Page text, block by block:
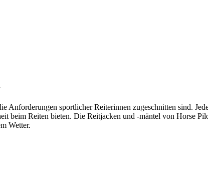
sportlicher Reiterinnen zugeschnitten sind.
beim Reiten bieten. Die Reitjacken und -mäntel von Horse
Wetter.